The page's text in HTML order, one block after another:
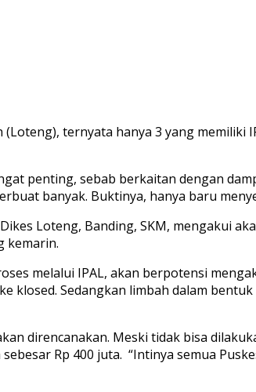
ternyata hanya 3 yang
penting, sebab berkaitan dengan
banyak. Buktinya, hanya baru
Loteng, Banding, SKM, mengakui
kemarin.
melalui IPAL, akan berpotensi
klosed. Sedangkan limbah dalam
direncanakan. Meski tidak bisa
Rp 400 juta. “Intinya semua